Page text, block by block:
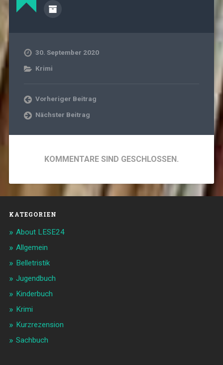
30. September 2020
Krimi
Vorheriger Beitrag
Nächster Beitrag
KOMMENTARE SIND GESCHLOSSEN.
KATEGORIEN
About LESE24
Allgemein
Belletristik
Jugendbuch
Kinderbuch
Krimi
Kurzrezension
Sachbuch